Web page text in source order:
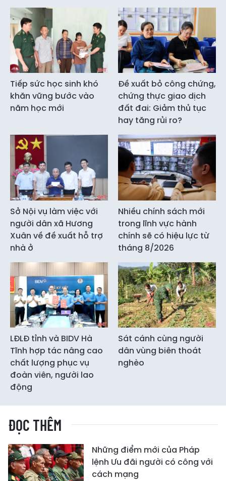
Tiếp sức học sinh khó
khăn vững bước vào
năm học mới
Đề xuất bỏ công chứng,
chứng thực giao dịch
đất đai: Giảm thủ tục
hay tăng rủi ro?
Sở Nội vụ làm việc với
người dân xã Hương
Xuân về đề xuất hỗ trợ
nhà ở
Nhiều chính sách mới
trong lĩnh vực hành
chính sẽ có hiệu lực từ
tháng 8/2026
LĐLĐ tỉnh và BIDV Hà
Tĩnh hợp tác nâng cao
chất lượng phục vụ
đoàn viên, người lao
động
Sát cánh cùng người
dân vùng biên thoát
nghèo
ĐỌC THÊM
Những điểm mới của Pháp
lệnh Ưu đãi người có công với
cách mạng